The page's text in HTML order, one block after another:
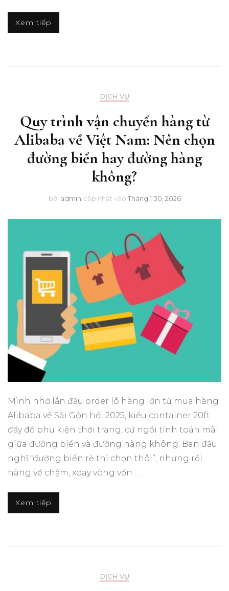
Xem tiếp
DỊCH VỤ
Quy trình vận chuyển hàng từ
Alibaba về Việt Nam: Nên chọn
đường biển hay đường hàng
không?
bởi admin cập nhật vào Tháng 1 30, 2026
Mình nhớ lần đầu order lô hàng lớn từ mua hàng
Alibaba về Sài Gòn hồi 2025, kiểu container 20ft
đầy đồ phụ kiện thời trang, cứ ngồi tính toán mãi
giữa đường biển và đường hàng không. Ban đầu
nghĩ “đường biển rẻ thì chọn thôi”, nhưng rồi
hàng về chậm, xoay vòng vốn …
Xem tiếp
DỊCH VỤ